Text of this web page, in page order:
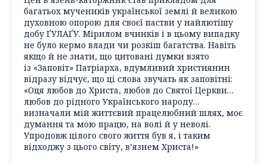
багатьох мучеників української землі й великою
духовною опорою для своєї пастви у найлютішу
добу ҐУЛАҐУ. Мірилом вчинків і в цьому випадку
не було кермо влади чи розкіш багатства. Навіть
якщо й не знати, що цитовані думки взято
із «Заповіт» Патріарха, вдумливий християнин
відразу відчує, що ці слова звучать як заповітні:
«Оця любов до Христа, любов до Святої Церкви…
любов до рідного Українського народу…
визначали мій життєвий працелюбний шлях, моє
думання та мою працю, на волі й у неволі.
Упродовж цілого свого життя був я, і таким
відходжу з цього світу, в’язнем Христа!»